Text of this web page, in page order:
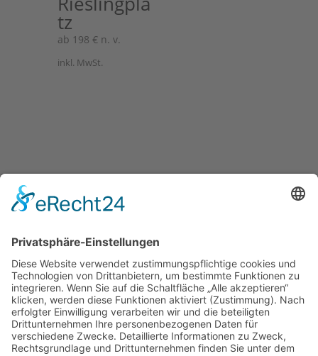
tz
ab 198 € n. v.
inkl. MwSt.
Hofladen:
Montag bis Sonntag von 09:00 – 11:30 Uhr und 14:00
– 18:00 Uhr
Telefonisch erreichen Sie uns:
Montag bis Freitag von 09:00 – 11:30 Uhr